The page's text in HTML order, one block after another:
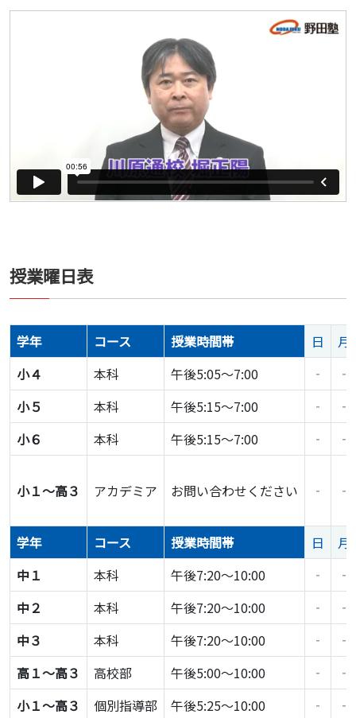
授業曜日表
学年 コース 授業時間帯 日
月
小４
本科 午後5:05～7:00 ‐
‐
小５
本科 午後5:15～7:00 ‐
‐
小６
本科 午後5:15～7:00 ‐ ‐
小１～高３ アカデミア お問い合わせください ‐ ‐
学年 コース 授業時間帯 日
月
中１
本科 午後7:20～10:00 ‐
‐
中２
本科 午後7:20～10:00 ‐
‐
中３
本科 午後7:20～10:00 ‐
‐
高１〜高３
高校部 午後5:00～10:00 ‐
‐
小１〜高３
個別指導部 午後5:25～10:00 ‐ ‐